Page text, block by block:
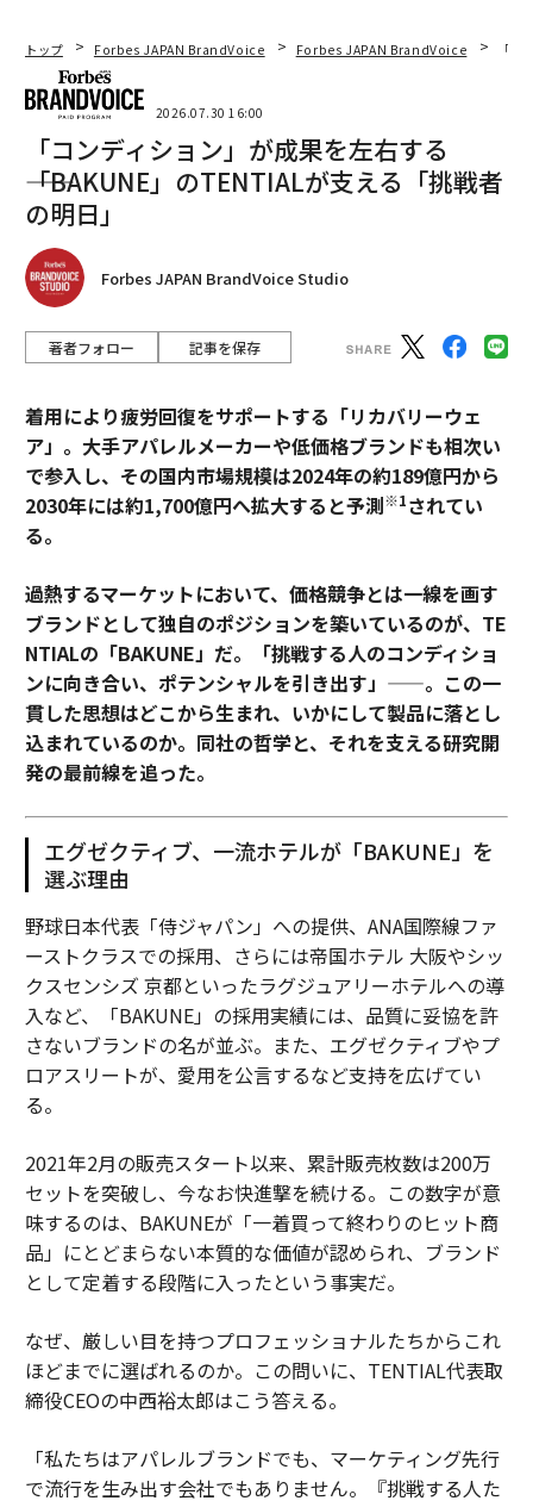
トップ Forbes JAPAN BrandVoice Forbes JAPAN BrandVoice 「
2026.07.30 16:00
「コンディション」が成果を左右する
――「BAKUNE」のTENTIALが支える「挑戦者
の明日」
Forbes JAPAN BrandVoice Studio
著者フォロー 記事を保存
着用により疲労回復をサポートする「リカバリーウェ
ア」。大手アパレルメーカーや低価格ブランドも相次い
で参入し、その国内市場規模は2024年の約189億円から
2030年には約1,700億円へ拡大すると予測※1されてい
る。
過熱するマーケットにおいて、価格競争とは一線を画す
ブランドとして独自のポジションを築いているのが、TE
NTIALの「BAKUNE」だ。「挑戦する人のコンディショ
ンに向き合い、ポテンシャルを引き出す」——。この一
貫した思想はどこから生まれ、いかにして製品に落とし
込まれているのか。同社の哲学と、それを支える研究開
発の最前線を追った。
エグゼクティブ、一流ホテルが「BAKUNE」を
選ぶ理由
野球日本代表「侍ジャパン」への提供、ANA国際線ファ
ーストクラスでの採用、さらには帝国ホテル 大阪やシッ
クスセンシズ 京都といったラグジュアリーホテルへの導
入など、「BAKUNE」の採用実績には、品質に妥協を許
さないブランドの名が並ぶ。また、エグゼクティブやプ
ロアスリートが、愛用を公言するなど支持を広げてい
る。
2021年2月の販売スタート以来、累計販売枚数は200万
セットを突破し、今なお快進撃を続ける。この数字が意
味するのは、BAKUNEが「一着買って終わりのヒット商
品」にとどまらない本質的な価値が認められ、ブランド
として定着する段階に入ったという事実だ。
なぜ、厳しい目を持つプロフェッショナルたちからこれ
ほどまでに選ばれるのか。この問いに、TENTIAL代表取
締役CEOの中西裕太郎はこう答える。
「私たちはアパレルブランドでも、マーケティング先行
で流行を生み出す会社でもありません。『挑戦する人た